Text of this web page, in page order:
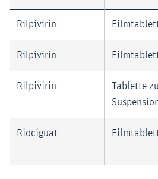
Rilpivirin
Rilpivirin
Rilpivirin
Tablette
Riociguat